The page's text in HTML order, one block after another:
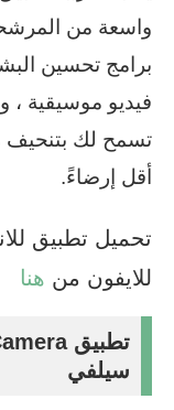
واسعة من
برامج تحسين
فيديو موسيقية
تسمح لك
أقل إرضاءً.
تحميل تطبيق
للايفون من هنا
سيلفي